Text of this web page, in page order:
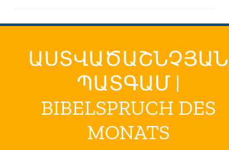
ԱՍՏՎԱԾԱՇՆՉՅԱՆ
ՊԱՏԳԱՄ |
BIBELSPRUCH DES
MONATS